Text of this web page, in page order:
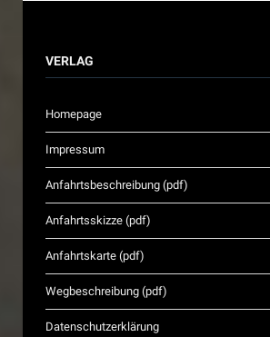
VERLAG
Homepage
Impressum
Anfahrtsbeschreibung (pdf)
Anfahrtsskizze (pdf)
Anfahrtskarte (pdf)
Wegbeschreibung (pdf)
Datenschutzerklärung